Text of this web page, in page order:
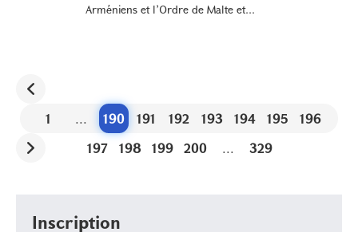
Arméniens et l’Ordre de Malte et...
1 ... 190 191 192 193 194 195
196
197
198 199 200 ... 329
Inscription